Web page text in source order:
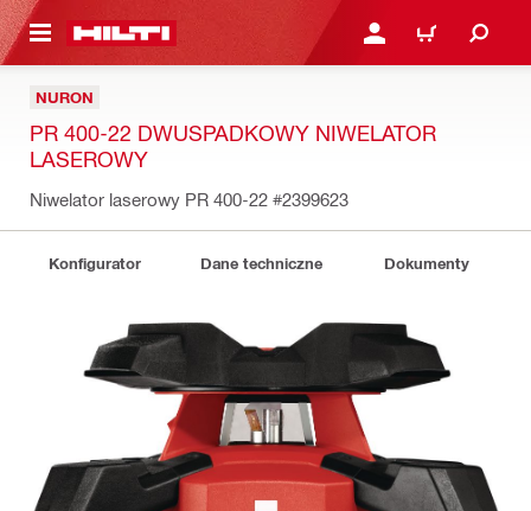
GŁÓWNEJ ZALOGUJ SIĘ LUB
KOSZYK
NURON
PR 400-22 DWUSPADKOWY NIWELATOR
LASEROWY
Niwelator laserowy PR 400-22 #2399623
Konfigurator Dane techniczne Dokumenty